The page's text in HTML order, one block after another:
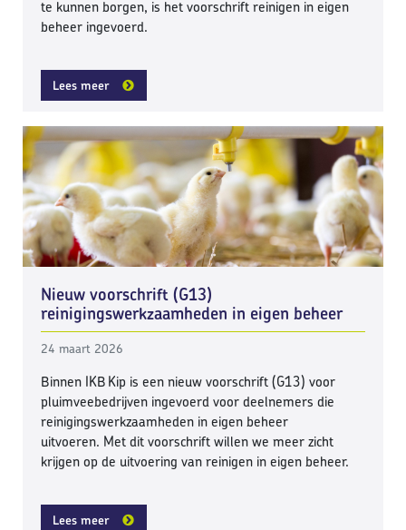
te kunnen borgen, is het voorschrift reinigen in eigen
beheer ingevoerd.
Lees meer
Nieuw voorschrift (G13)
reinigingswerkzaamheden in eigen beheer
24 maart 2026
Binnen IKB Kip is een nieuw voorschrift (G13) voor
pluimveebedrijven ingevoerd voor deelnemers die
reinigingswerkzaamheden in eigen beheer
uitvoeren. Met dit voorschrift willen we meer zicht
krijgen op de uitvoering van reinigen in eigen beheer.
Lees meer